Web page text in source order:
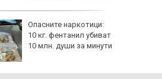
Опасните наркотици:
10 кг. фентанил убиват
10 млн. души за минути